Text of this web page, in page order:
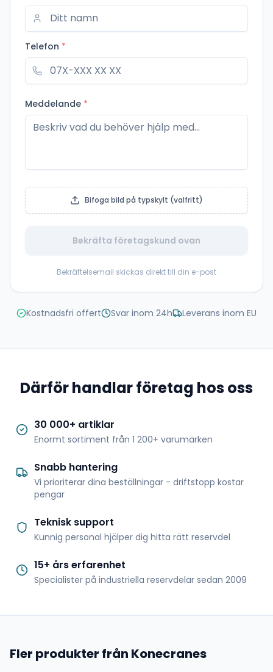
Telefon *
Meddelande *
Bifoga bild på typskylt (valfritt)
Bekräfta företagskund ovan
Bekräftelsemail skickas direkt till din e-post
Kostnadsfri offert Svar inom 24h Leverans inom EU
Därför handlar företag hos oss
30 000+ artiklar
Enormt sortiment från 1 200+ varumärken
Snabb hantering
Vi prioriterar dina beställningar - driftstopp kostar
pengar
Teknisk support
Kunnig personal hjälper dig hitta rätt reservdel
15+ års erfarenhet
Specialister på industriella reservdelar sedan 2009
Fler produkter från Konecranes